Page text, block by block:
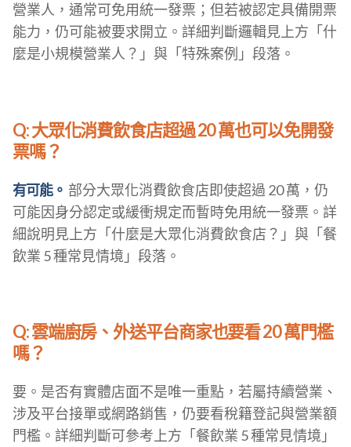
營業人，通常可免用統一發票；但若被認定具備開票
能力，仍可能被要求開立。詳細判斷邏輯見上方「什
麼是小規模營業人？」與「特殊案例」段落。
Q: 大眾化消費飲食店超過 20 萬也可以免開發
票嗎？
有可能。 部分大眾化消費飲食店即使超過 20 萬，仍
可能因身分認定或緩衝規定而暫時免用統一發票。詳
細說明見上方「什麼是大眾化消費飲食店？」與「餐
飲業 5 種常見情境」段落。
Q: 雲端廚房、外送平台商家也要看 20 萬門檻
嗎？
要。是否有實體店面不是唯一重點，若屬持續營業、
涉及平台接單或網路銷售，仍要看稅籍登記與營業額
門檻。詳細判斷可參考上方「餐飲業 5 種常見情境」